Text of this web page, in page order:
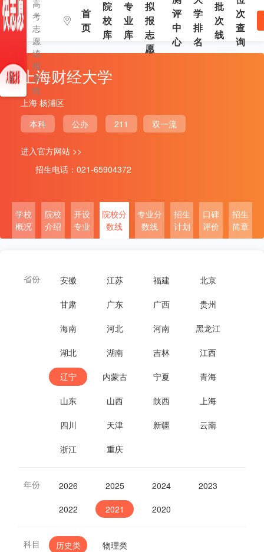
高
考
志
愿
填
报
系
统
首
页
院
校
库
专
业
库
拟
报
志
愿
评
中
心
学
排
名
批
次
线
次
查
询
上海财经大学
上海 杨浦区
本科
公办 211 双一流
进入官方网站 >>
招生电话：021-65904372
学校
概况
院校
介绍
开设
专业
院校分
数线
专业分
数线
招生
计划
口碑
评价
招生
简章
省份 安徽 江苏 福建 北京
甘肃 广东 广西 贵州
海南 河北 河南 黑龙江
湖北 湖南 吉林 江西
辽宁 内蒙古 宁夏 青海
山东 山西 陕西 上海
四川 天津 新疆 云南
浙江 重庆
年份 2026 2025 2024
2023
2022
2021 2020
科目 历史类 物理类